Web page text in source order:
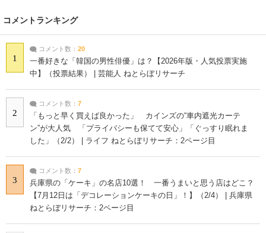
コメントランキング
1
コメント数： 20
一番好きな「韓国の男性俳優」は？【2026年版・人気投票実施
中】（投票結果） | 芸能人 ねとらぼリサーチ
2
コメント数： 7
「もっと早く買えば良かった」 カインズの“車内遮光カーテ
ン”が大人気 「プライバシーも保てて安心」「ぐっすり眠れま
した」（2/2） | ライフ ねとらぼリサーチ：2ページ目
3
コメント数： 7
兵庫県の「ケーキ」の名店10選！ 一番うまいと思う店はどこ？
【7月12日は「デコレーションケーキの日」！】（2/4） | 兵庫県
ねとらぼリサーチ：2ページ目